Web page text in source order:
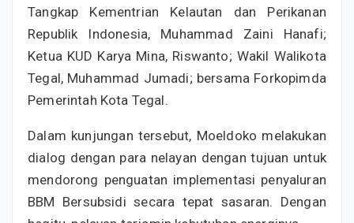
Tangkap Kementrian Kelautan dan Perikanan
Republik Indonesia, Muhammad Zaini Hanafi;
Ketua KUD Karya Mina, Riswanto; Wakil Walikota
Tegal, Muhammad Jumadi; bersama Forkopimda
Pemerintah Kota Tegal.
Dalam kunjungan tersebut, Moeldoko melakukan
dialog dengan para nelayan dengan tujuan untuk
mendorong penguatan implementasi penyaluran
BBM Bersubsidi secara tepat sasaran. Dengan